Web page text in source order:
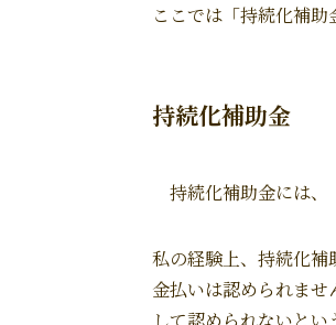
ここでは「持続化補助
持続化補助金
持続化補助金には、
私の経験上、持続化
金払いは認められま
して認められないとい